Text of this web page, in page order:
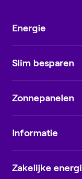
Energie
Slim besparen
Zonnepanelen
Informatie
Zakelijke